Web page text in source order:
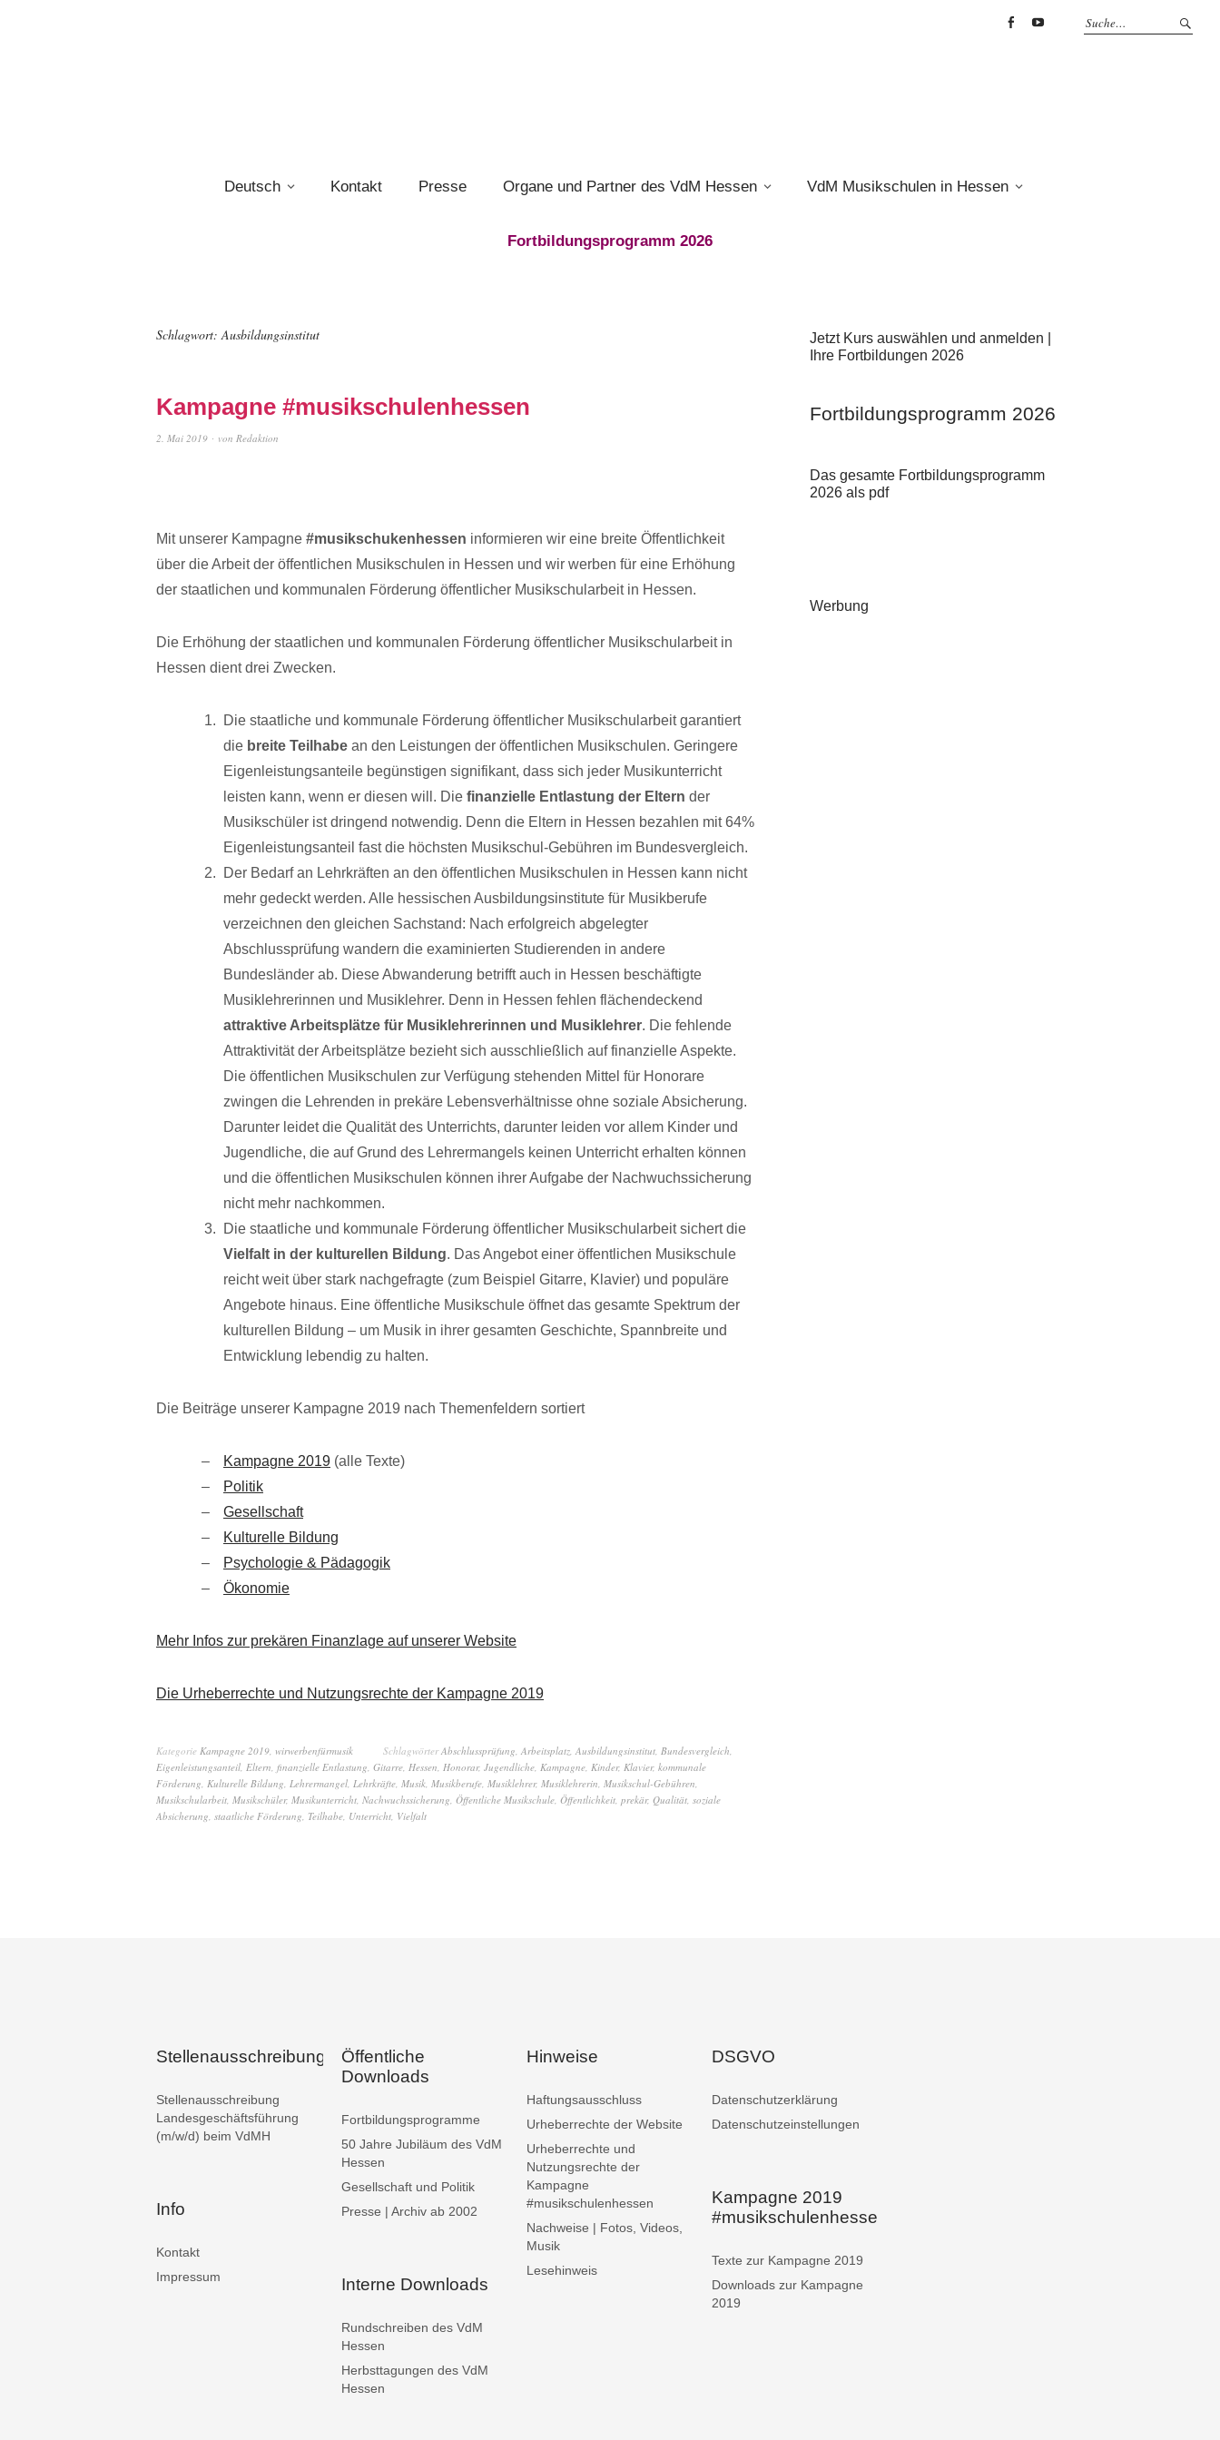
Deutsch Kontakt Presse Organe und Partner des VdM Hessen VdM Musikschulen in Hessen
Fortbildungsprogramm 2026
Schlagwort: Ausbildungsinstitut
Kampagne #musikschulenhessen
2. Mai 2019 von Redaktion
Mit unserer Kampagne #musikschukenhessen informieren wir eine breite Öffentlichkeit
über die Arbeit der öffentlichen Musikschulen in Hessen und wir werben für eine Erhöhung
der staatlichen und kommunalen Förderung öffentlicher Musikschularbeit in Hessen.
Die Erhöhung der staatlichen und kommunalen Förderung öffentlicher Musikschularbeit in
Hessen dient drei Zwecken.
Die staatliche und kommunale Förderung öffentlicher Musikschularbeit garantiert
die breite Teilhabe an den Leistungen der öffentlichen Musikschulen. Geringere
Eigenleistungsanteile begünstigen signifikant, dass sich jeder Musikunterricht
leisten kann, wenn er diesen will. Die finanzielle Entlastung der Eltern der
Musikschüler ist dringend notwendig. Denn die Eltern in Hessen bezahlen mit 64%
Eigenleistungsanteil fast die höchsten Musikschul-Gebühren im Bundesvergleich.
Der Bedarf an Lehrkräften an den öffentlichen Musikschulen in Hessen kann nicht
mehr gedeckt werden. Alle hessischen Ausbildungsinstitute für Musikberufe
verzeichnen den gleichen Sachstand: Nach erfolgreich abgelegter
Abschlussprüfung wandern die examinierten Studierenden in andere
Bundesländer ab. Diese Abwanderung betrifft auch in Hessen beschäftigte
Musiklehrerinnen und Musiklehrer. Denn in Hessen fehlen flächendeckend
attraktive Arbeitsplätze für Musiklehrerinnen und Musiklehrer. Die fehlende
Attraktivität der Arbeitsplätze bezieht sich ausschließlich auf finanzielle Aspekte.
Die öffentlichen Musikschulen zur Verfügung stehenden Mittel für Honorare
zwingen die Lehrenden in prekäre Lebensverhältnisse ohne soziale Absicherung.
Darunter leidet die Qualität des Unterrichts, darunter leiden vor allem Kinder und
Jugendliche, die auf Grund des Lehrermangels keinen Unterricht erhalten können
und die öffentlichen Musikschulen können ihrer Aufgabe der Nachwuchssicherung
nicht mehr nachkommen.
Die staatliche und kommunale Förderung öffentlicher Musikschularbeit sichert die
Vielfalt in der kulturellen Bildung. Das Angebot einer öffentlichen Musikschule
reicht weit über stark nachgefragte (zum Beispiel Gitarre, Klavier) und populäre
Angebote hinaus. Eine öffentliche Musikschule öffnet das gesamte Spektrum der
kulturellen Bildung – um Musik in ihrer gesamten Geschichte, Spannbreite und
Entwicklung lebendig zu halten.
Die Beiträge unserer Kampagne 2019 nach Themenfeldern sortiert
Kampagne 2019 (alle Texte)
Politik
Gesellschaft
Kulturelle Bildung
Psychologie & Pädagogik
Ökonomie
Mehr Infos zur prekären Finanzlage auf unserer Website
Die Urheberrechte und Nutzungsrechte der Kampagne 2019
Kategorie Kampagne 2019 wirwerbenfürmusik SchlagwörterAbschlussprüfung Arbeitsplatz Ausbildungsinstitut Bundesvergleich
Eigenleistungsanteil Eltern finanzielle Entlastung Gitarre Hessen Honorar, Jugendliche Kampagne Kinder, Klavier, kommunale
Förderung Kulturelle Bildung Lehrermangel Lehrkräfte Musik Musikberufe Musiklehrer, Musiklehrerin Musikschul-Gebühren
Musikschularbeit Musikschüler, Musikunterricht Nachwuchssicherung Öffentliche Musikschule Öffentlichkeit prekär, Qualität soziale
Absicherung staatliche Förderung Teilhabe Unterricht Vielfalt
Jetzt Kurs auswählen und anmelden |
Ihre Fortbildungen 2026
Fortbildungsprogramm 2026
Das gesamte Fortbildungsprogramm
2026 als pdf
Werbung
Stellenausschreibungen
Stellenausschreibung
Landesgeschäftsführung
(m/w/d) beim VdMH
Info
Kontakt
Impressum
Öffentliche
Downloads
Fortbildungsprogramme
50 Jahre Jubiläum des VdM
Hessen
Gesellschaft und Politik
Presse | Archiv ab 2002
Interne Downloads
Rundschreiben des VdM
Hessen
Herbsttagungen des VdM
Hessen
Hinweise
Haftungsausschluss
Urheberrechte der Website
Urheberrechte und
Nutzungsrechte der
Kampagne
#musikschulenhessen
Nachweise | Fotos, Videos,
Musik
Lesehinweis
DSGVO
Datenschutzerklärung
Datenschutzeinstellungen
Kampagne 2019
#musikschulenhessen
Texte zur Kampagne 2019
Downloads zur Kampagne
2019